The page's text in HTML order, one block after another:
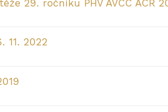
29. ročníku PHV AVCC AČR
11. 2022